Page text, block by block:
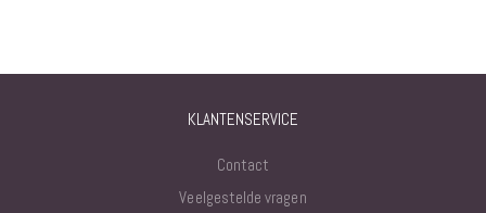
KLANTENSERVICE
Contact
Veelgestelde vragen